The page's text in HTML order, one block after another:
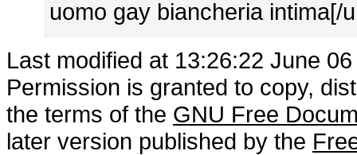
uomo gay biancheria intima[/
Last modified at 13:26:22 June
Permission is granted to copy,
the terms of the GNU Free
later version published by the